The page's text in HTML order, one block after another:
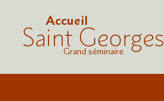
Accueil
Saint Georges
Grand séminaire